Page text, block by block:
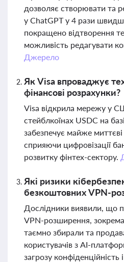
дозволяє створювати та
у ChatGPT у 4 рази
покращено відтворення
можливість редагувати
Джерело
Як Visa впроваджує
фінансові розрахунки?
Visa відкрила мережу у
стейблкоїнах USDC на
забезпечує майже миттєві
сприяючи цифровізації
розвитку фінтех-сектору.
Які ризики
безкоштовних VPN-
Дослідники виявили, що
VPN-розширення,
таємно збирали та
користувачів з AI-
загрозу конфіденційність